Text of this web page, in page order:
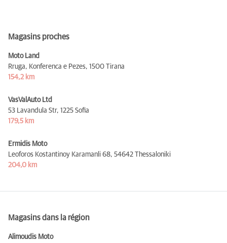
Magasins proches
Moto Land
Rruga, Konferenca e Pezes, 1500 Tirana
154,2 km
VasValAuto Ltd
53 Lavandula Str, 1225 Sofia
179,5 km
Ermidis Moto
Leoforos Kostantinoy Karamanli 68, 54642 Thessaloniki
204,0 km
Magasins dans la région
Alimoudis Moto